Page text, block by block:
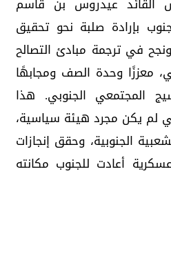
بإرادة صلبة نحو تحقيق
في ترجمة مبادئ التصالح
معززًا وحدة الصف ومجابهًا
المجتمعي الجنوبي. هذا
لم يكن مجرد هيئة سياسية،
الجنوبية، وحقق إنجازات
أعادت للجنوب مكانته